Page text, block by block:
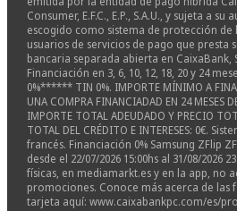
Consumer, E.F.C., E.P., S.A.U., y sujeta a
escogido como sistema de protección de
usuarios de servicios de pago que presta
bancaria separada abierta en CaixaBank,
Financiación en 3, 6, 10, 12, 18, 20 y 24
0%****** TIN 0%. IMPORTE MÍNIMO A
UNA COMPRA FINANCIADAD EN 24 MESES
IMPORTE TOTAL ADEUDADO Y PRECIO
TOTAL DEL CRÉDITO E INTERESES: 0€.
francés. Financiación 0% Samsung ZFlip
desde el 22/07/2026 15:00hs al 31/08/2026
físicas, en mediamarkt.es y en la app, no
promociones. Conoce más acerca de las
tarjeta aquí: www.caixabankpc.com/es/